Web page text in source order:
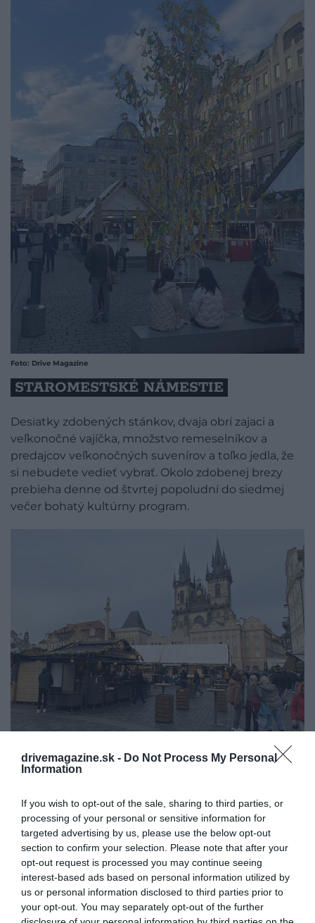
drivemagazine.sk - Do Not Process My Personal
Information
If you wish to opt-out of the sale, sharing to third parties, or
processing of your personal or sensitive information for
targeted advertising by us, please use the below opt-out
section to confirm your selection. Please note that after your
opt-out request is processed you may continue seeing
interest-based ads based on personal information utilized by
us or personal information disclosed to third parties prior to
your opt-out. You may separately opt-out of the further
Foto: Drive Magazine
STAROMESTSKÉ NÁMESTIE
Desiatky zdobených stánkov, dvaja obrí zajaci a
veľkonočné vajíčka, množstvo remeselníkov a
predajcov veľkonočných suvenírov a toľko jedla, že
si nebudete vedieť vybrať. Okolo zdobenej brezy
prebieha denne od štvrtej popoludní do siedmej
večer bohatý kultúrny program.
Foto: Drive Magazine
Vyše tridsať stánkov vám ponúkne aj netradičné
darčeky ako drevené kraslice, veľkonočné pečivo,
ale aj sadeničky stromov, kvetov a kríkov. Vyhladli
ste? Skúste palacinky, belgické vafle, zdobené
perníky, ovocie v čokoláde, medové produkty,
churros, poffertjes a skutočným hladošom
odporúčame špeciality staročeskej kuchyne a jedál